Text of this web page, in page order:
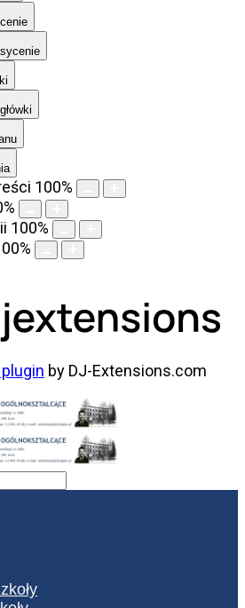
100%
%
100%
%
by DJ-Extensions.com